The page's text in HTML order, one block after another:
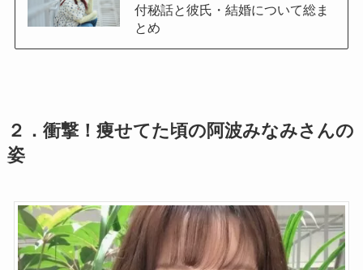
付秘話と彼氏・結婚について総ま
とめ
２． 衝撃！痩せてた頃の阿波みなみさんの
姿